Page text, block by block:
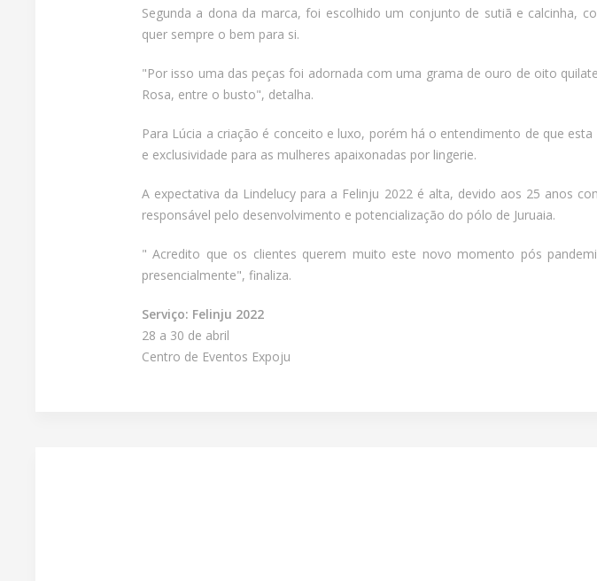
Segunda a dona da marca, foi escolhido um conjunto de sutiã e calcinha,
quer sempre o bem para si.
"Por isso uma das peças foi adornada com uma grama de ouro de oito
Rosa, entre o busto", detalha.
Para Lúcia a criação é conceito e luxo, porém há o entendimento de que esta
e exclusividade para as mulheres apaixonadas por lingerie.
A expectativa da Lindelucy para a Felinju 2022 é alta, devido aos 25 anos
responsável pelo desenvolvimento e potencialização do pólo de Juruaia.
" Acredito que os clientes querem muito este novo momento pós
presencialmente", finaliza.
Serviço: Felinju 2022
28 a 30 de abril
Centro de Eventos Expoju